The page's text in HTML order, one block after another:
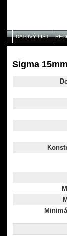
DATOVÝ LIST
Sigma